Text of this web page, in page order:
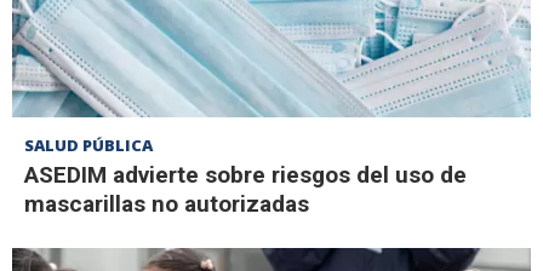
SALUD PÚBLICA
ASEDIM advierte sobre riesgos del uso de
mascarillas no autorizadas